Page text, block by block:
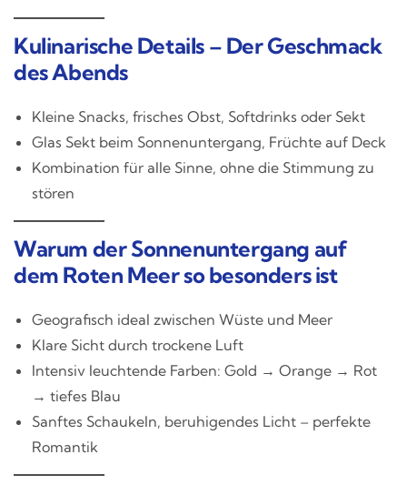
Kulinarische Details – Der Geschmack
des Abends
Kleine Snacks, frisches Obst, Softdrinks oder Sekt
Glas Sekt beim Sonnenuntergang, Früchte auf Deck
Kombination für alle Sinne, ohne die Stimmung zu
stören
Warum der Sonnenuntergang auf
dem Roten Meer so besonders ist
Geografisch ideal zwischen Wüste und Meer
Klare Sicht durch trockene Luft
Intensiv leuchtende Farben: Gold → Orange → Rot
→ tiefes Blau
Sanftes Schaukeln, beruhigendes Licht – perfekte
Romantik